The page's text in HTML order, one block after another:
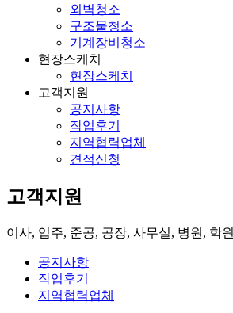
외벽청소
구조물청소
기계장비청소
현장스케치
현장스케치
고객지원
공지사항
작업후기
지역협력업체
견적신청
고객지원
이사, 입주, 준공, 공장, 사무실, 병원, 학원
공지사항
작업후기
지역협력업체